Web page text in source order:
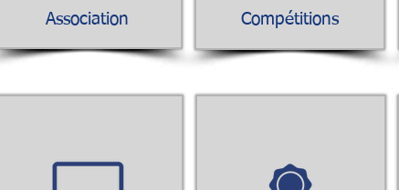
Association Compétitions